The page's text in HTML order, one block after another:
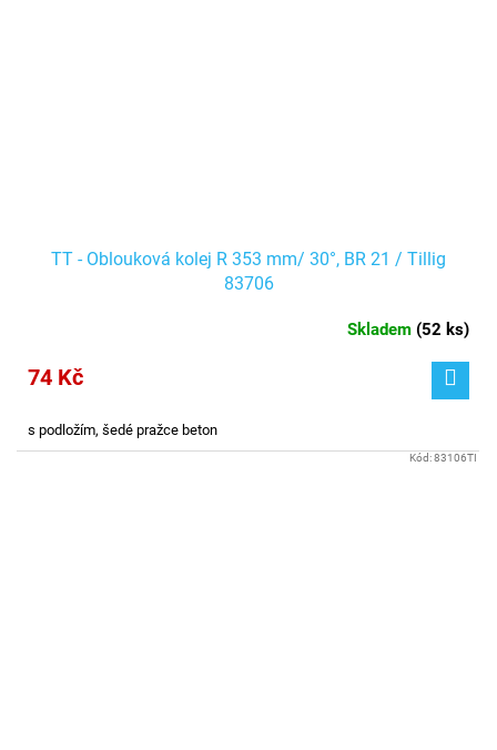
TT - Oblouková kolej R 353 mm/ 30°, BR 21 / Tillig
83706
Skladem (52 ks)
74 Kč
s podložím, šedé pražce beton
Kód:83106TI